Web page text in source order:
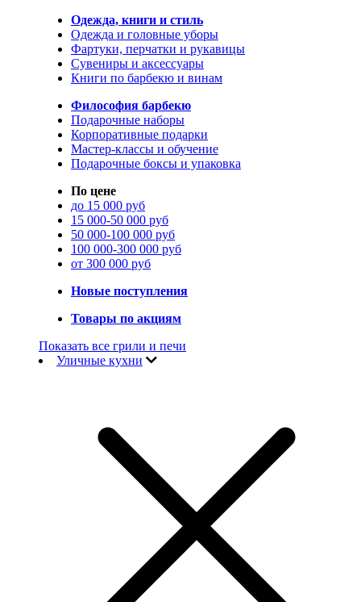
Одежда, книги и стиль
Одежда и головные уборы
Фартуки, перчатки и рукавицы
Сувениры и аксессуары
Книги по барбекю и винам
Философия барбекю
Подарочные наборы
Корпоративные подарки
Мастер-классы и обучение
Подарочные боксы и упаковка
По цене
до 15 000 руб
15 000-50 000 руб
50 000-100 000 руб
100 000-300 000 руб
от 300 000 руб
Новые поступления
Товары по акциям
Показать все грили и печи
Уличные кухни